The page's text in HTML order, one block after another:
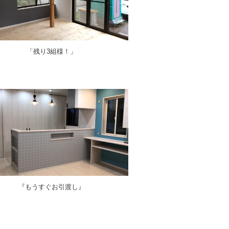
「残り3組様！」
『もうすぐお引渡し』